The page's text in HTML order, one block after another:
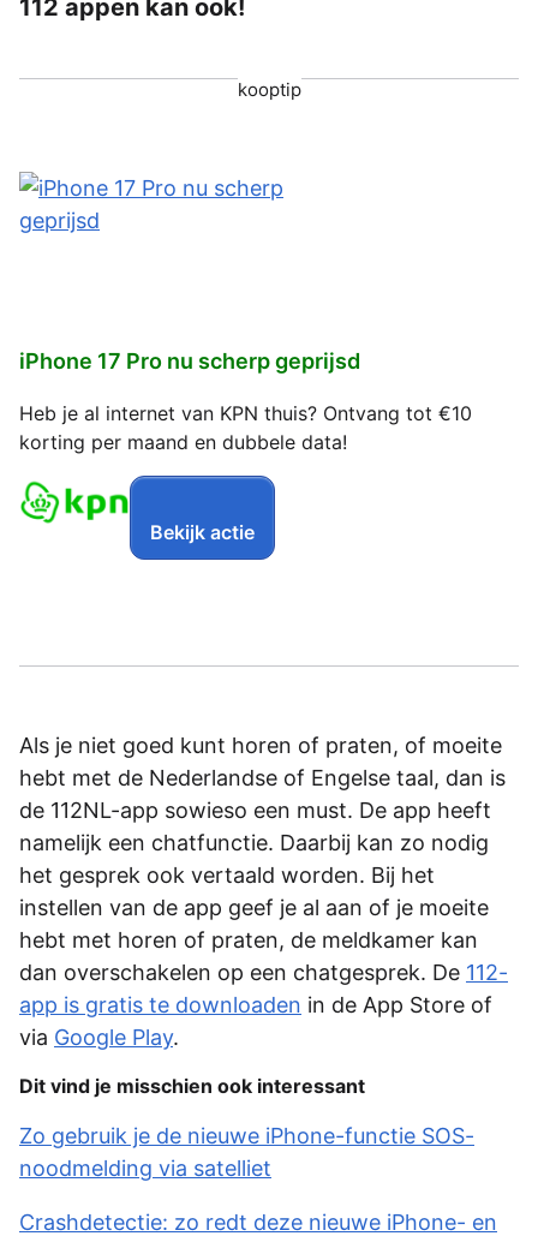
112 appen kan ook!
kooptip
iPhone 17 Pro nu scherp geprijsd
Heb je al internet van KPN thuis? Ontvang tot €10
korting per maand en dubbele data!
Bekijk actie
Als je niet goed kunt horen of praten, of moeite
hebt met de Nederlandse of Engelse taal, dan is
de 112NL-app sowieso een must. De app heeft
namelijk een chatfunctie. Daarbij kan zo nodig
het gesprek ook vertaald worden. Bij het
instellen van de app geef je al aan of je moeite
hebt met horen of praten, de meldkamer kan
dan overschakelen op een chatgesprek. De 112-
app is gratis te downloaden in de App Store of
via Google Play.
Dit vind je misschien ook interessant
Zo gebruik je de nieuwe iPhone-functie SOS-
noodmelding via satelliet
Crashdetectie: zo redt deze nieuwe iPhone- en